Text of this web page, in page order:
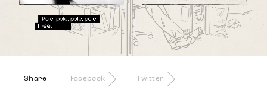
Share: Facebook Twitter